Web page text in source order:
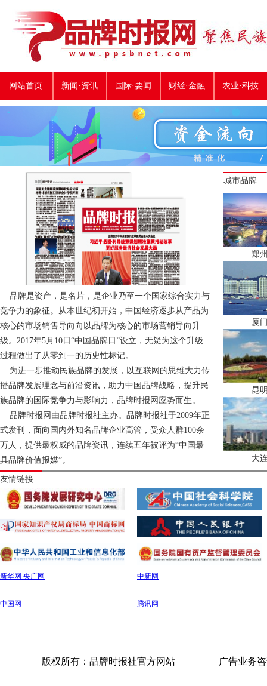
网站首页 新闻·资讯 国际·要闻 财经·金融 农业·科技
品牌是资产，是名片，是企业乃至一个国家综合实力与
竞争力的象征。从本世纪初开始，中国经济逐步从产品为
核心的市场销售导向向以品牌为核心的市场营销导向升
级。2017年5月10日“中国品牌日”设立，无疑为这个升级
过程做出了从零到一的历史性标记。
为进一步推动民族品牌的发展，以互联网的思维大力传
播品牌发展理念与前沿资讯，助力中国品牌战略，提升民
族品牌的国际竞争力与影响力，品牌时报网应势而生。
品牌时报网由品牌时报社主办。品牌时报社于2009年正
式发刊，面向国内外知名品牌企业高管，受众人群100余
万人，提供最权威的品牌资讯，连续五年被评为“中国最
具品牌价值报媒”。
城市品牌
郑
厦
昆
大
友情链接
新华网 央广网 中新网
中国网 腾讯网
版权所有：品牌时报社官方网站 广告业务